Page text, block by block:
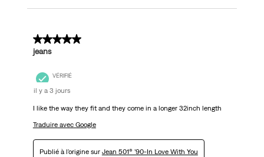
5 sur 5 étoiles.
jeans
VÉRIFIÉ
il y a 3 jours
I like the way they fit and they come in a longer 32inch length
Traduire avec Google
Publié à l'origine sur Jean 501® ’90-In Love With You